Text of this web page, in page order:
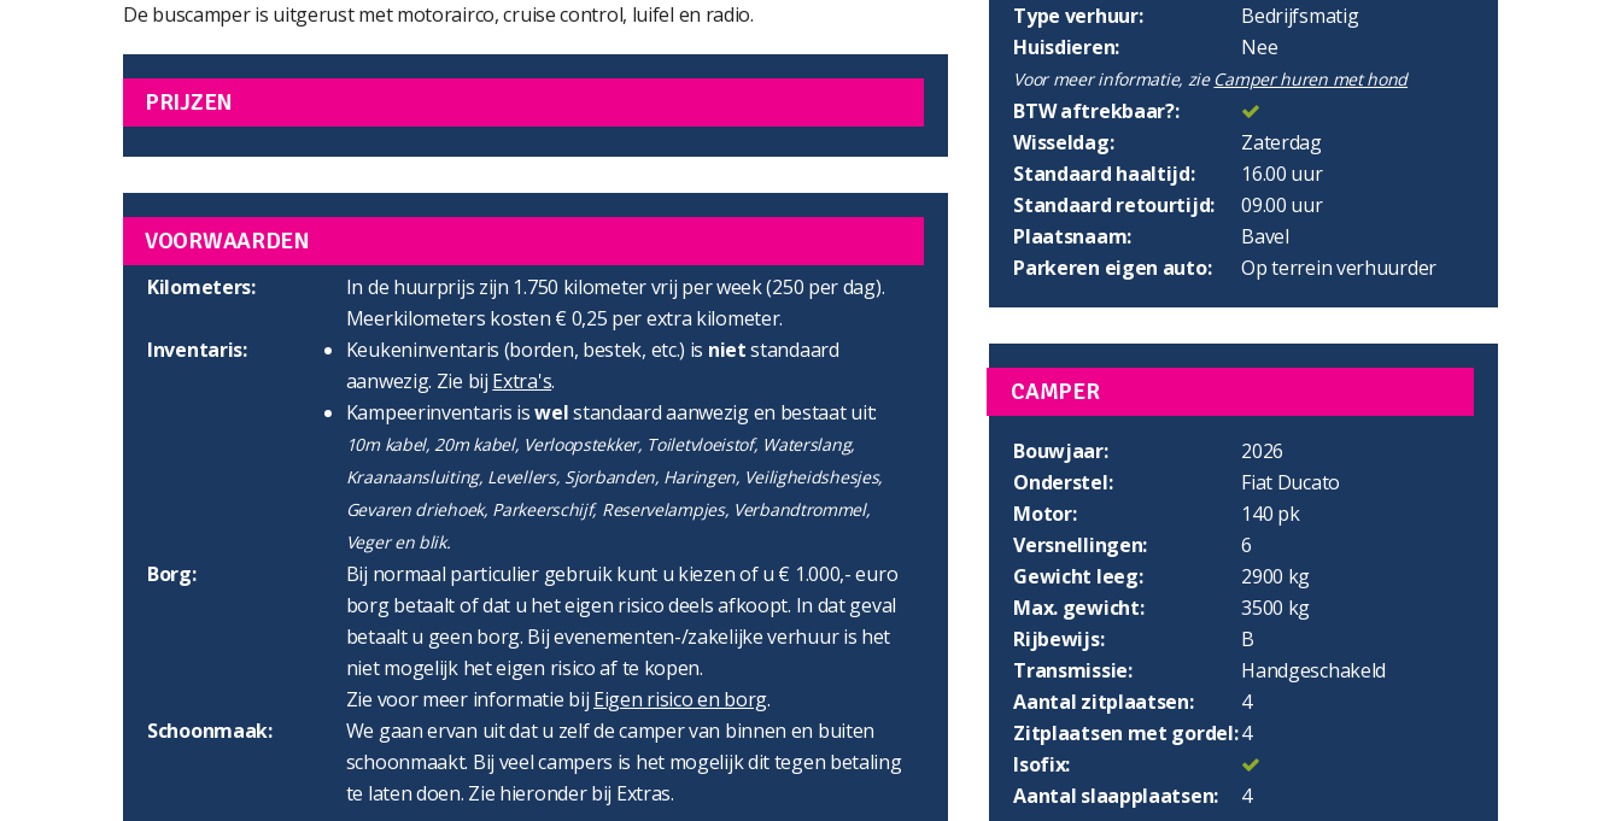
De buscamper is uitgerust met motorairco, cruise control, luifel en radio.
PRIJZEN
VOORWAARDEN
Kilometers:
In de huurprijs zijn 1.750 kilometer vrij per week (250 per dag).
Meerkilometers kosten € 0,25 per extra kilometer.
Inventaris:
Keukeninventaris (borden, bestek, etc.) is nietstandaard
aanwezig. Zie bij Extra's.
Kampeerinventaris iswelstandaard aanwezig en bestaat uit:
10m kabel, 20m kabel, Verloopstekker, Toiletvloeistof, Waterslang,
Kraanaansluiting, Levellers, Sjorbanden, Haringen, Veiligheidshesjes,
Gevaren driehoek, Parkeerschijf, Reservelampjes, Verbandtrommel,
Veger en blik.
Borg:
Bij normaal particulier gebruik kunt u kiezen of u € 1.000,- euro
borg betaalt of dat u het eigen risico deels afkoopt. In dat geval
betaalt u geen borg. Bij evenementen-/zakelijke verhuur is het
niet mogelijk het eigen risico af te kopen.
Zie voor meer informatie bij Eigen risico en borg.
Schoonmaak:
We gaan ervan uit dat u zelf de camper van binnen en buiten
schoonmaakt. Bij veel campers is het mogelijk dit tegen betaling
te laten doen. Zie hieronder bij Extras.
Type verhuur:
Bedrijfsmatig
Huisdieren:
Nee
Voor meer informatie, zie Camper huren met hond
BTW aftrekbaar?:
Wisseldag:
Zaterdag
Standaard haaltijd:
16.00 uur
Standaard retourtijd:
09.00 uur
Plaatsnaam:
Bavel
Parkeren eigen auto:
Op terrein verhuurder
CAMPER
Bouwjaar:
2026
Onderstel:
Fiat Ducato
Motor:
140 pk
Versnellingen:
6
Gewicht leeg:
2900 kg
Max. gewicht:
3500 kg
Rijbewijs:
B
Transmissie:
Handgeschakeld
Aantal zitplaatsen:
4
Zitplaatsen met gordel:4
Isofix:
Aantal slaapplaatsen:
4